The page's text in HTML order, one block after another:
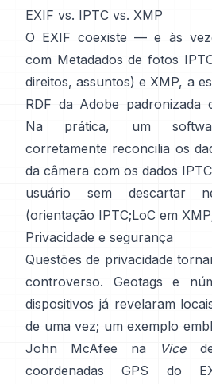
EXIF vs. IPTC vs. XMP
O EXIF coexiste — e às
com Metadados de fotos
direitos, assuntos) eXMP, a
RDF da Adobe padronizada
Na prática, um
corretamente reconcilia os
da câmera com os dados
usuário sem descartar
(orientação IPTC;LoC em XMP
Privacidade e segurança
Questões de privacidade
controverso. Geotags e
dispositivos já revelaram
de uma vez; um exemplo
John McAfee na
Vicede
coordenadas GPS do